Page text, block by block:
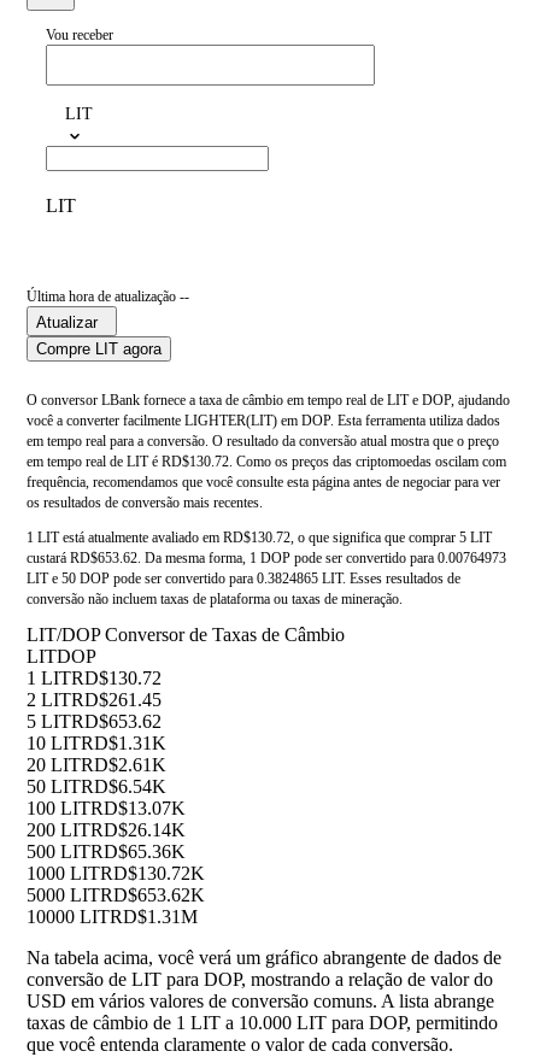
Vou receber
LIT
LIT
Última hora de atualização --
Atualizar
Compre LIT agora
O conversor LBank fornece a taxa de câmbio em tempo real de LIT e DOP, ajudando
você a converter facilmente LIGHTER(LIT) em DOP. Esta ferramenta utiliza dados
em tempo real para a conversão. O resultado da conversão atual mostra que o preço
em tempo real de LIT é RD$130.72. Como os preços das criptomoedas oscilam com
frequência, recomendamos que você consulte esta página antes de negociar para ver
os resultados de conversão mais recentes.
1 LIT está atualmente avaliado em RD$130.72, o que significa que comprar 5 LIT
custará RD$653.62. Da mesma forma, 1 DOP pode ser convertido para 0.00764973
LIT e 50 DOP pode ser convertido para 0.3824865 LIT. Esses resultados de
conversão não incluem taxas de plataforma ou taxas de mineração.
LIT/DOP Conversor de Taxas de Câmbio
LITDOP
1 LITRD$130.72
2 LITRD$261.45
5 LITRD$653.62
10 LITRD$1.31K
20 LITRD$2.61K
50 LITRD$6.54K
100 LITRD$13.07K
200 LITRD$26.14K
500 LITRD$65.36K
1000 LITRD$130.72K
5000 LITRD$653.62K
10000 LITRD$1.31M
Na tabela acima, você verá um gráfico abrangente de dados de
conversão de LIT para DOP, mostrando a relação de valor do
USD em vários valores de conversão comuns. A lista abrange
taxas de câmbio de 1 LIT a 10.000 LIT para DOP, permitindo
que você entenda claramente o valor de cada conversão.